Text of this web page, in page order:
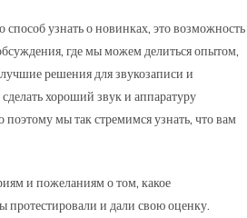
способ узнать о новинках, это возможность
где мы можем делиться опытом,
решения для звукозаписи и
хороший звук и аппаратуру
мы так стремимся узнать, что вам
и пожеланиям о том, какое
протестировали и дали свою оценку.